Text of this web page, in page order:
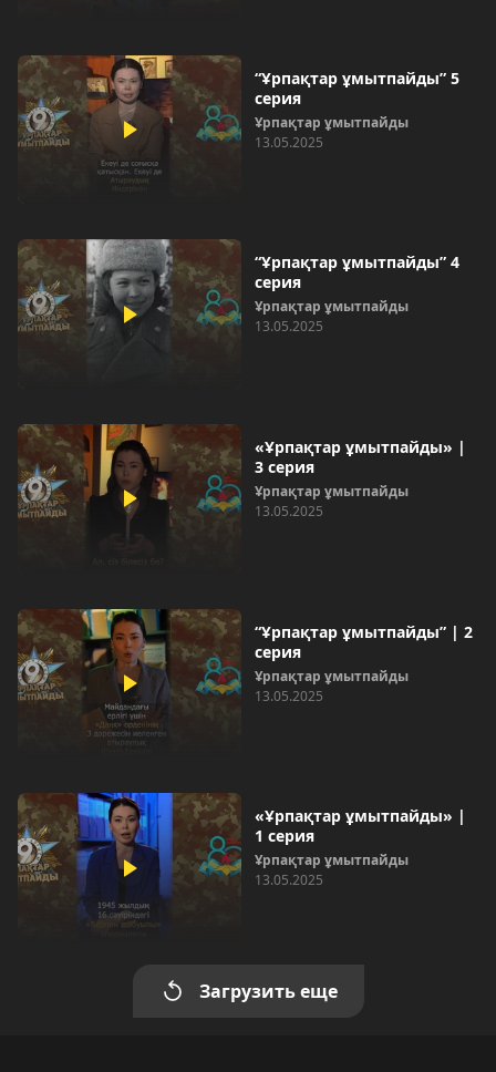
“Ұрпақтар ұмытпайды” 5
серия
Ұрпақтар ұмытпайды
13.05.2025
“Ұрпақтар ұмытпайды” 4
серия
Ұрпақтар ұмытпайды
13.05.2025
«Ұрпақтар ұмытпайды» |
3 серия
Ұрпақтар ұмытпайды
13.05.2025
“Ұрпақтар ұмытпайды” | 2
серия
Ұрпақтар ұмытпайды
13.05.2025
«Ұрпақтар ұмытпайды» |
1 серия
Ұрпақтар ұмытпайды
13.05.2025
Загрузить еще